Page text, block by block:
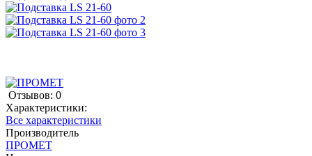
Отзывов: 0
Характеристики:
Все характеристики
Производитель
ПРОМЕТ